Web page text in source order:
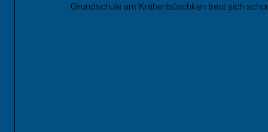
Grundschule am Krähenbüschken freut sich